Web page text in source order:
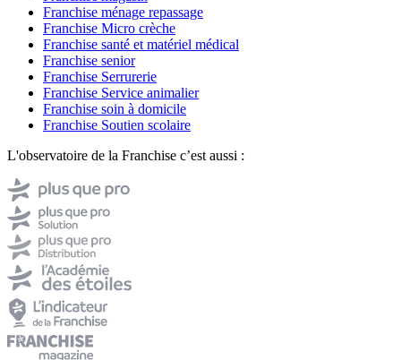
Franchise ménage repassage
Franchise Micro crèche
Franchise santé et matériel médical
Franchise senior
Franchise Serrurerie
Franchise Service animalier
Franchise soin à domicile
Franchise Soutien scolaire
L'observatoire de la Franchise c’est aussi :